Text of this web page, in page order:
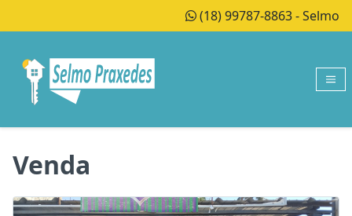
(18) 99787-8863 - Selmo
Venda